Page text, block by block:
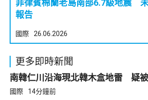
菲律賓棉蘭老島南部6.7級地震
報告
國際 26.06.2026
更多即時新聞
南韓仁川沿海現北韓木盒地雷 疑
國際 14分鐘前